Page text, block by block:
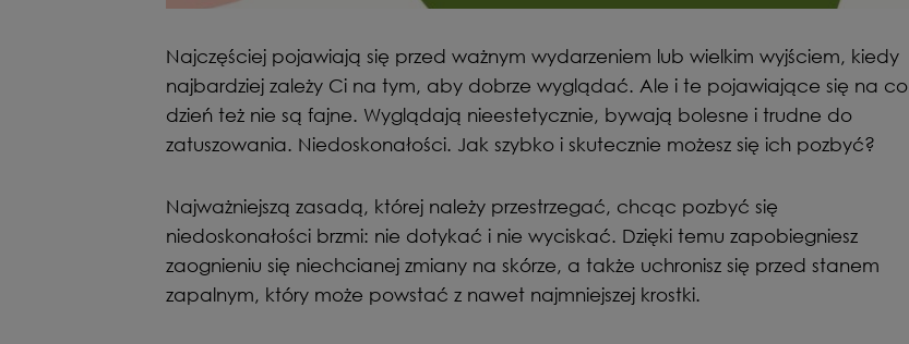
Najczęściej pojawiają się przed ważnym wydarzeniem lub wielkim wyjściem, kiedy
najbardziej zależy Ci na tym, aby dobrze wyglądać. Ale i te pojawiające się na co
dzień też nie są fajne. Wyglądają nieestetycznie, bywają bolesne i trudne do
zatuszowania. Niedoskonałości. Jak szybko i skutecznie możesz się ich pozbyć?
Najważniejszą zasadą, której należy przestrzegać, chcąc pozbyć się
niedoskonałości brzmi: nie dotykać i nie wyciskać. Dzięki temu zapobiegniesz
zaognieniu się niechcianej zmiany na skórze, a także uchronisz się przed stanem
zapalnym, który może powstać z nawet najmniejszej krostki.